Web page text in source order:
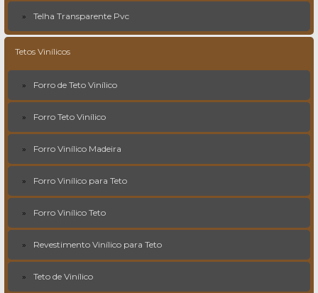
Telha Transparente Pvc
Tetos Vinílicos
Forro de Teto Vinílico
Forro Teto Vinílico
Forro Vinílico Madeira
Forro Vinílico para Teto
Forro Vinílico Teto
Revestimento Vinílico para Teto
Teto de Vinílico